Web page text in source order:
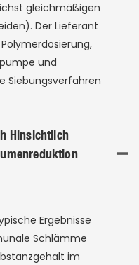
gleichmäßigen
Der Lieferant
und
Siebungsverfahren
Hinsichtlich
Ergebnisse
Schlämme
im